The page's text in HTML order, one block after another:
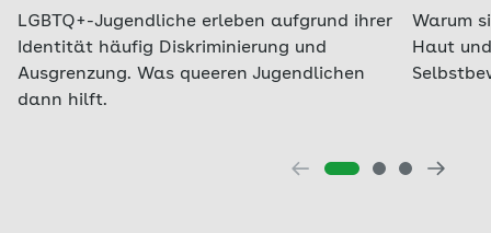
LGBTQ+-Jugendliche erleben aufgrund ihrer
Identität häufig Diskriminierung und
Ausgrenzung. Was queeren Jugendlichen
dann hilft.
Warum
Haut